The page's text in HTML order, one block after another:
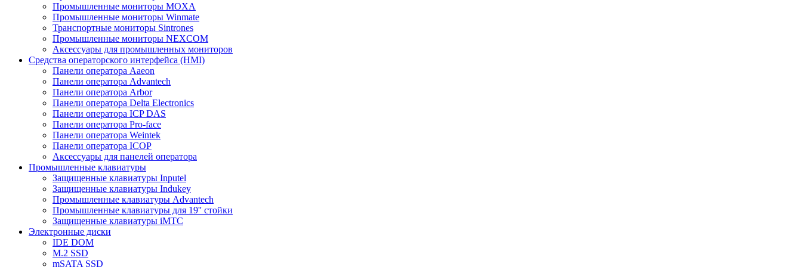
Промышленные мониторы MOXA
Промышленные мониторы Winmate
Транспортные мониторы Sintrones
Промышленные мониторы NEXCOM
Аксессуары для промышленных мониторов
Средства операторского интерфейса (HMI)
Панели оператора Aaeon
Панели оператора Advantech
Панели оператора Arbor
Панели оператора Delta Electronics
Панели оператора ICP DAS
Панели оператора Pro-face
Панели оператора Weintek
Панели оператора ICOP
Аксессуары для панелей оператора
Промышленные клавиатуры
Защищенные клавиатуры Inputel
Защищенные клавиатуры Indukey
Промышленные клавиатуры Advantech
Промышленные клавиатуры для 19'' стойки
Защищенные клавиатуры iMTC
Электронные диски
IDE DOM
M.2 SSD
mSATA SSD